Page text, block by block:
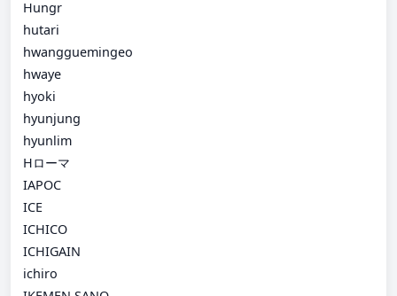
Hungr
hutari
hwangguemingeo
hwaye
hyoki
hyunjung
hyunlim
Hローマ
IAPOC
ICE
ICHICO
ICHIGAIN
ichiro